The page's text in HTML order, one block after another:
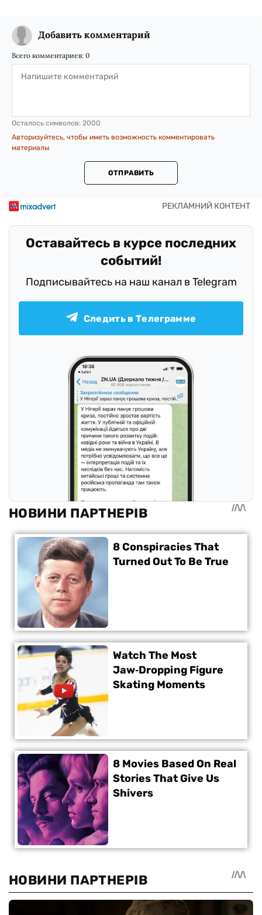
Добавить комментарий
Всего комментариев: 0
Осталось символов: 2000
Авторизуйтесь, чтобы иметь возможность комментировать
материалы
ОТПРАВИТЬ
Оставайтесь в курсе последних
событий!
Подписывайтесь на наш канал в Telegram
Следить в Телеграмме